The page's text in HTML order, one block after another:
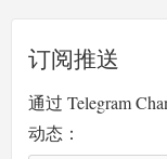
订阅推送
通过 Telegram
动态：